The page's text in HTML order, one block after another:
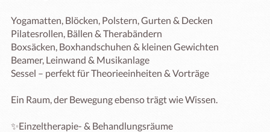
Yogamatten, Blöcken, Polstern, Gurten & Decken
Pilatesrollen, Bällen & Therabändern
Boxsäcken, Boxhandschuhen & kleinen Gewichten
Beamer, Leinwand & Musikanlage
Sessel – perfekt für Theorieeinheiten & Vorträge
Ein Raum, der Bewegung ebenso trägt wie Wissen.
✨Einzeltherapie- & Behandlungsräume